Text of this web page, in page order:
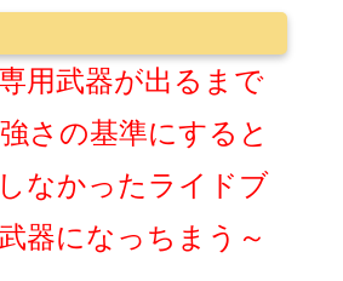
用武器が出るまで
さの基準にすると
なかったライドブ
器になっちまう～